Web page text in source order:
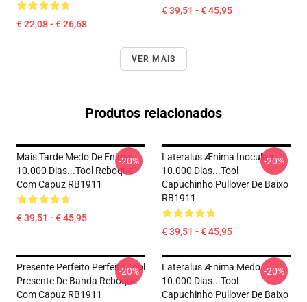
€ 22,08 - € 26,68
€ 39,51 - € 45,95
VER MAIS
Produtos relacionados
Mais Tarde Medo De Enima
10.000 Dias...tool Reboque
Com Capuz RB1911
€ 39,51 - € 45,95
-20%
Lateralus Ænima Inoculum
10.000 Dias...tool
Capuchinho Pullover De Baixo
RB1911
€ 39,51 - € 45,95
-20%
Presente Perfeito Perfeito Tool
Presente De Banda Reboque
Com Capuz RB1911
-20%
Lateralus Ænima Medo
10.000 Dias...tool
Capuchinho Pullover De Baixo
-20%